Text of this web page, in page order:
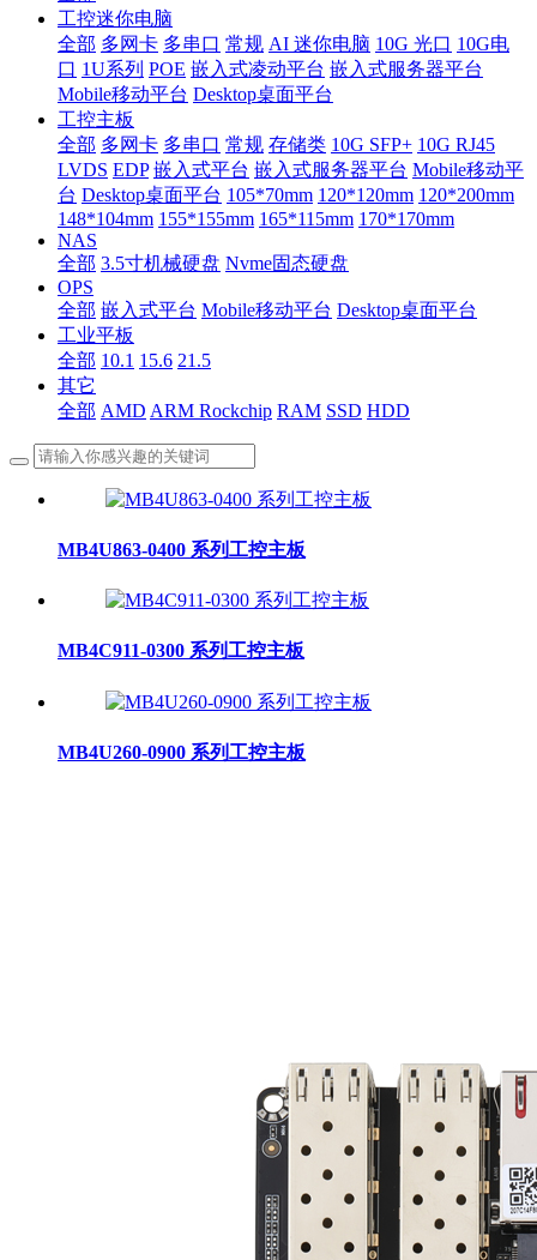
工控迷你电脑
全部 多网卡 多串口 常规 AI 迷你电脑 10G 光口 10G电
口 1U系列 POE 嵌入式凌动平台 嵌入式服务器平台
Mobile移动平台 Desktop桌面平台
工控主板
全部 多网卡 多串口 常规 存储类 10G SFP+ 10G RJ45
LVDS EDP 嵌入式平台 嵌入式服务器平台 Mobile移动平
台 Desktop桌面平台 105*70mm 120*120mm 120*200mm
148*104mm 155*155mm 165*115mm 170*170mm
NAS
全部 3.5寸机械硬盘 Nvme固态硬盘
OPS
全部 嵌入式平台 Mobile移动平台 Desktop桌面平台
工业平板
全部 10.1 15.6 21.5
其它
全部 AMD ARM Rockchip RAM SSD HDD
MB4U863-0400 系列工控主板
MB4C911-0300 系列工控主板
MB4U260-0900 系列工控主板